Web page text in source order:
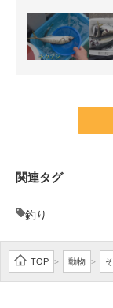
関連タグ
釣り
TOP > 動物 >